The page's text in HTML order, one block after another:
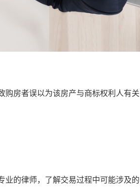
房者误以为该房产与商标权利人有关
的律师，了解交易过程中可能涉及的